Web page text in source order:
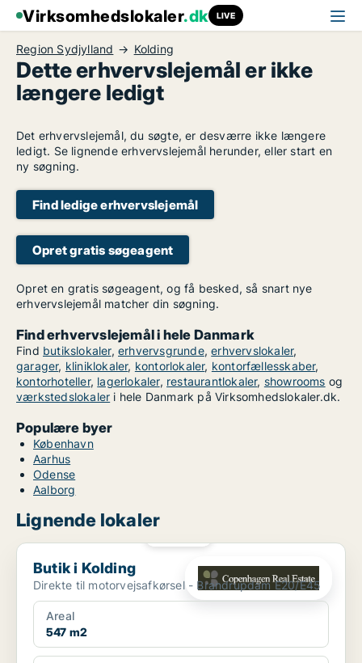
Virksomhedslokaler.dk LIVE
Region Sydjylland Kolding
Dette erhvervslejemål er ikke
længere ledigt
Det erhvervslejemål, du søgte, er desværre ikke længere
ledigt. Se lignende erhvervslejemål herunder, eller start en
ny søgning.
Find ledige erhvervslejemål
Opret gratis søgeagent
Opret en gratis søgeagent, og få besked, så snart nye
erhvervslejemål matcher din søgning.
Find erhvervslejemål i hele Danmark
Find butikslokaler,erhvervsgrunde,erhvervslokaler,
garager, kliniklokaler, kontorlokaler, kontorfællesskaber,
kontorhoteller, lagerlokaler, restaurantlokaler, showrooms og
værkstedslokaler i hele Danmark på Virksomhedslokaler.dk.
Populære byer
København
Aarhus
Odense
Aalborg
Lignende lokaler
Butik i Kolding
Butik i Kolding
Direkte til motorvejsafkørsel - Brandrupdam E20/E45
Areal
547 m2